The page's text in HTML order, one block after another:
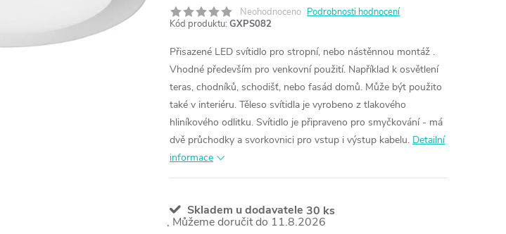
Neohodnoceno Podrobnosti hodnocení
Kód produktu: GXPS082
Přisazené LED svítidlo pro stropní, nebo nástěnnou montáž .
Vhodné především pro venkovní použití. Například k osvětlení
teras, chodníků, schodišť, nebo fasád domů. Může být použito
také v interiéru. Těleso svítidla je vyrobeno z tlakového
hliníkového odlitku. Svítidlo je připraveno pro smyčkování - má
dvě průchodky a svorkovnici pro vstup i výstup kabelu. Detailní
informace
Skladem u dodavatele 30 ks
11.8.2026